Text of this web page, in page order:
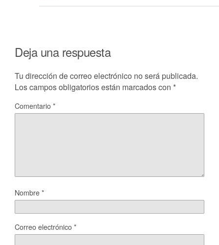
Deja una respuesta
Tu dirección de correo electrónico no será publicada.
Los campos obligatorios están marcados con *
Comentario*
Nombre*
Correo electrónico*